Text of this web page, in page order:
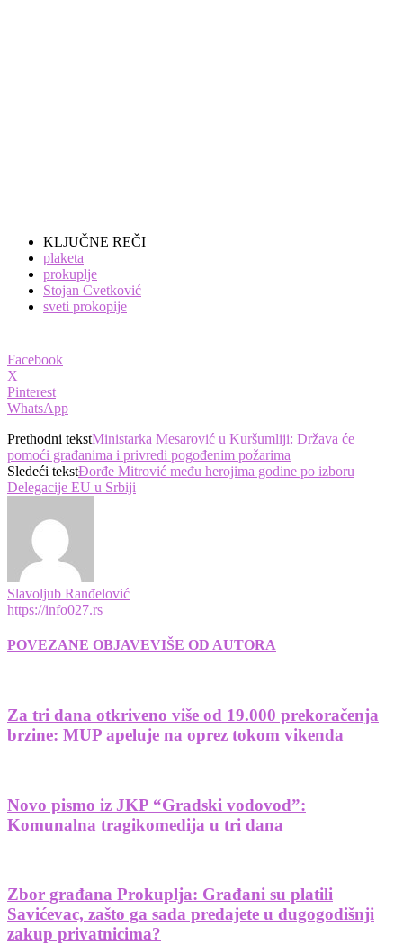
KLJUČNE REČI
plaketa
prokuplje
Stojan Cvetković
sveti prokopije
Facebook
X
Pinterest
WhatsApp
Prethodni tekstMinistarka Mesarović u Kuršumliji: Država će
pomoći građanima i privredi pogođenim požarima
Sledeći tekstĐorđe Mitrović među herojima godine po izboru
Delegacije EU u Srbiji
Slavoljub Ranđelović
https://info027.rs
POVEZANE OBJAVEVIŠE OD AUTORA
Za tri dana otkriveno više od 19.000 prekoračenja
brzine: MUP apeluje na oprez tokom vikenda
Novo pismo iz JKP “Gradski vodovod”:
Komunalna tragikomedija u tri dana
Zbor građana Prokuplja: Građani su platili
Savićevac, zašto ga sada predajete u dugogodišnji
zakup privatnicima?